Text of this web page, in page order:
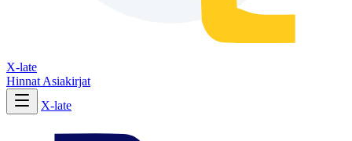
X-late
Hinnat Asiakirjat
X-late